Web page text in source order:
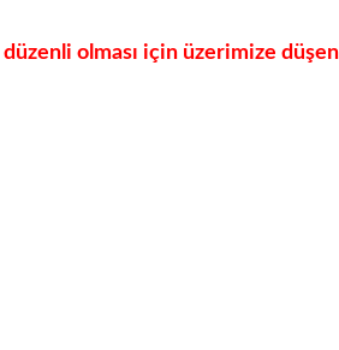
olması için üzerimize